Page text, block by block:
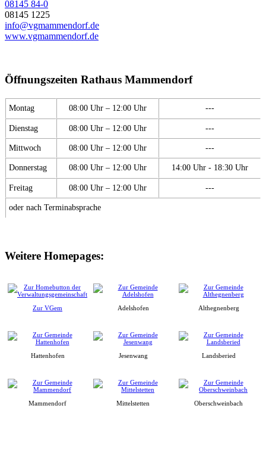
08145 84-0
08145 1225
info@vgmammendorf.de
www.vgmammendorf.de
Öffnungszeiten Rathaus Mammendorf
Montag 08:00 Uhr – 12:00 Uhr ---
Dienstag 08:00 Uhr – 12:00 Uhr ---
Mittwoch 08:00 Uhr – 12:00 Uhr ---
Donnerstag 08:00 Uhr – 12:00 Uhr 14:00 Uhr - 18:30 Uhr
Freitag 08:00 Uhr – 12:00 Uhr ---
oder nach Terminabsprache
Weitere Homepages:
Zur VGem Adelshofen Althegnenberg
Hattenhofen Jesenwang Landsberied
Mammendorf Mittelstetten Oberschweinbach